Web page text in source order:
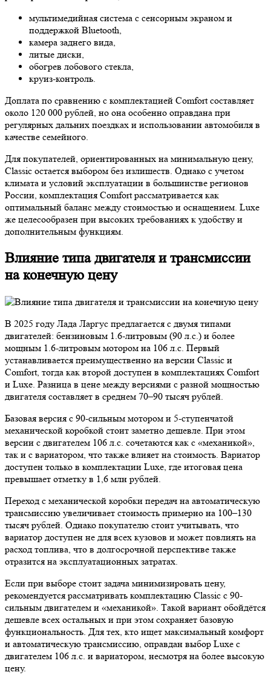
мультимедийная система с сенсорным экраном и
поддержкой Bluetooth,
камера заднего вида,
литые диски,
обогрев лобового стекла,
круиз-контроль.
Доплата по сравнению с комплектацией Comfort составляет
около 120 000 рублей, но она особенно оправдана при
регулярных дальних поездках и использовании автомобиля в
качестве семейного.
Для покупателей, ориентированных на минимальную цену,
Classic остается выбором без излишеств. Однако с учетом
климата и условий эксплуатации в большинстве регионов
России, комплектация Comfort рассматривается как
оптимальный баланс между стоимостью и оснащением. Luxe
же целесообразен при высоких требованиях к удобству и
дополнительным функциям.
Влияние типа двигателя и трансмиссии
на конечную цену
В 2025 году Лада Ларгус предлагается с двумя типами
двигателей: бензиновым 1.6-литровым (90 л.с.) и более
мощным 1.6-литровым мотором на 106 л.с. Первый
устанавливается преимущественно на версии Classic и
Comfort, тогда как второй доступен в комплектациях Comfort
и Luxe. Разница в цене между версиями с разной мощностью
двигателя составляет в среднем 70–90 тысяч рублей.
Базовая версия с 90-сильным мотором и 5-ступенчатой
механической коробкой стоит заметно дешевле. При этом
версии с двигателем 106 л.с. сочетаются как с «механикой»,
так и с вариатором, что также влияет на стоимость. Вариатор
доступен только в комплектации Luxe, где итоговая цена
превышает отметку в 1,6 млн рублей.
Переход с механической коробки передач на автоматическую
трансмиссию увеличивает стоимость примерно на 100–130
тысяч рублей. Однако покупателю стоит учитывать, что
вариатор доступен не для всех кузовов и может повлиять на
расход топлива, что в долгосрочной перспективе также
отразится на эксплуатационных затратах.
Если при выборе стоит задача минимизировать цену,
рекомендуется рассматривать комплектацию Classic с 90-
сильным двигателем и «механикой». Такой вариант обойдётся
дешевле всех остальных и при этом сохраняет базовую
функциональность. Для тех, кто ищет максимальный комфорт
и автоматическую трансмиссию, оправдан выбор Luxe с
двигателем 106 л.с. и вариатором, несмотря на более высокую
цену.